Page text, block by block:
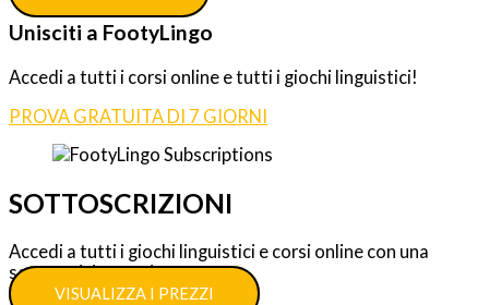
Unisciti a FootyLingo
Accedi a tutti i corsi online e tutti i giochi linguistici!
PROVA GRATUITA DI 7 GIORNI
SOTTOSCRIZIONI
Accedi a tutti i giochi linguistici e corsi online con una
sottoscrizione unica.
VISUALIZZA I PREZZI